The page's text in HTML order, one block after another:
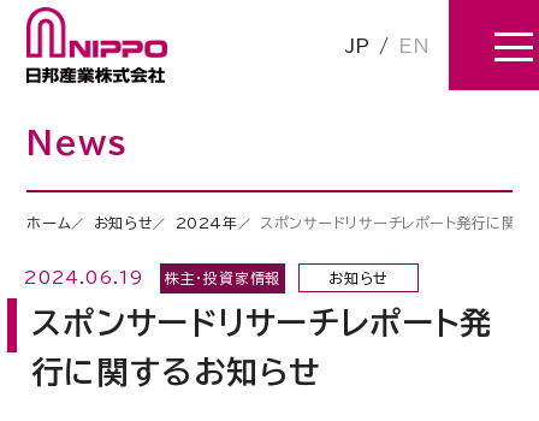
JP / EN
News
ホーム お知らせ 2024年 スポンサードリサーチレポート発行に関す
2024.06.19 株主・投資家情報 お知らせ
スポンサードリサーチレポート発
行に関するお知らせ